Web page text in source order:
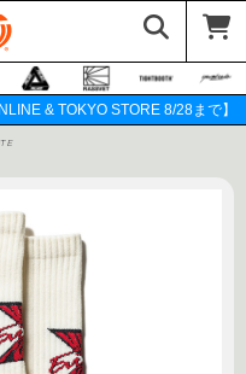
& TOKYO STORE 8/28まで